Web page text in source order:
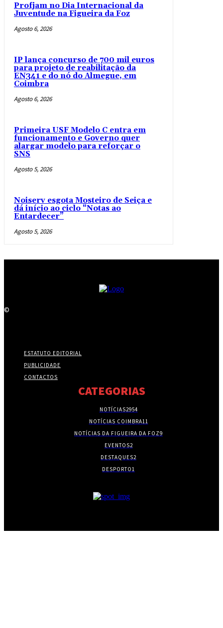
Profjam no Dia Internacional da
Juventude na Figueira da Foz
Agosto 6, 2026
IP lança concurso de 700 mil euros
para projeto de reabilitação da
EN341 e do nó do Almegue, em
Coimbra
Agosto 6, 2026
Primeira USF Modelo C entra em
funcionamento e Governo quer
alargar modelo para reforçar o
SNS
Agosto 5, 2026
Noiserv esgota Mosteiro de Seiça e
dá início ao ciclo “Notas ao
Entardecer”
Agosto 5, 2026
©
ESTATUTO EDITORIAL
PUBLICIDADE
CONTACTOS
CATEGORIAS
NOTÍCIAS2954
NOTÍCIAS COIMBRA11
NOTÍCIAS DA FIGUEIRA DA FOZ9
EVENTOS2
DESTAQUES2
DESPORTO1